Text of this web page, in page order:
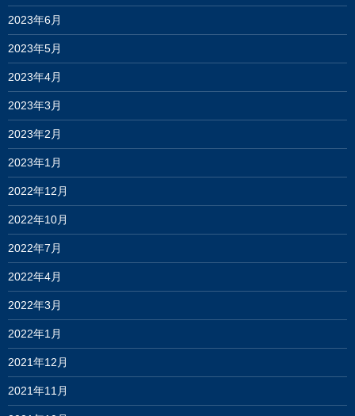
2023年6月
2023年5月
2023年4月
2023年3月
2023年2月
2023年1月
2022年12月
2022年10月
2022年7月
2022年4月
2022年3月
2022年1月
2021年12月
2021年11月